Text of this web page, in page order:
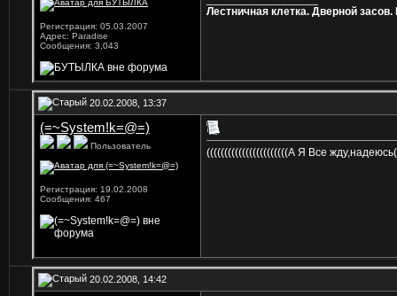
Регистрация: 05.03.2007
Адрес: Paradise
Сообщения: 3,043
Лестничная клетка. Дверной
20.02.2008, 13:37
(=~System!k=@=)
Пользователь
Регистрация: 19.02.2008
Сообщения: 467
(((((((((((((((((((((((А Я Все жду,надеюсь
20.02.2008, 14:42